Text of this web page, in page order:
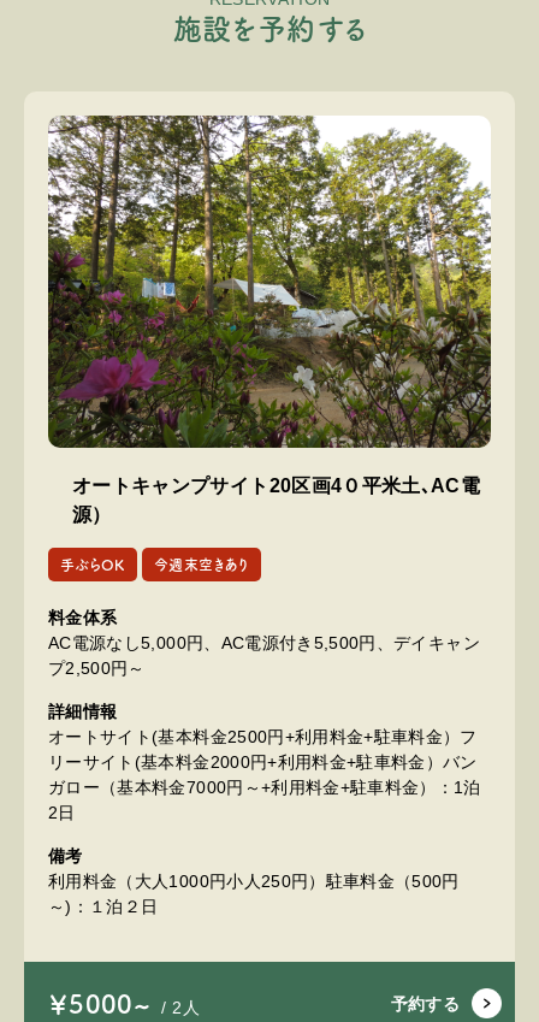
施設を 予約 する
オートキャンプサイト20区画4０平米土､AC電
源）
手ぶらOK 今週末空きあり
料金体系
AC電源なし5,000円、AC電源付き5,500円、デイキャン
プ2,500円～
詳細情報
オートサイト(基本料金2500円+利用料金+駐車料金）フ
リーサイト(基本料金2000円+利用料金+駐車料金）バン
ガロー（基本料金7000円～+利用料金+駐車料金）：1泊
2日
備考
利用料金（大人1000円小人250円）駐車料金（500円
～)：１泊２日
￥5000~ / 2人 予約する